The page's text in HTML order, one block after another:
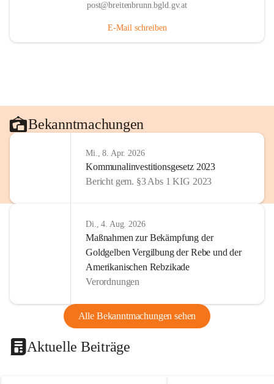
post@breitenbrunn.bgld.gv.at
E-Mail schreiben
Bekanntmachungen
Mi., 8. Apr. 2026
Kommunalinvestitionsgesetz 2023
Bericht gem. §3 Abs 1 KIG 2023
Di., 4. Aug. 2026
Maßnahmen zur Bekämpfung der
Goldgelben Vergilbung der Rebe und der
Amerikanischen Rebzikade
Verordnungen
Alle Bekanntmachungen sehen
Aktuelle Beiträge